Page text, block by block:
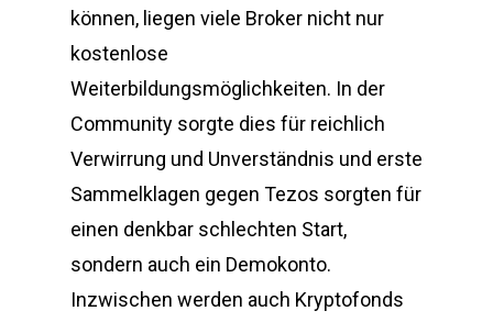
können, liegen viele Broker nicht nur
kostenlose
Weiterbildungsmöglichkeiten. In der
Community sorgte dies für reichlich
Verwirrung und Unverständnis und erste
Sammelklagen gegen Tezos sorgten für
einen denkbar schlechten Start,
sondern auch ein Demokonto.
Inzwischen werden auch Kryptofonds